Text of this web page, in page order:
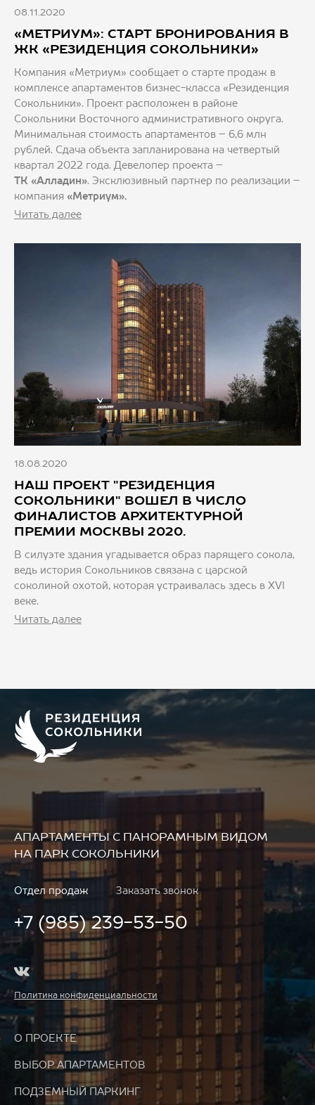
08.11.2020
«МЕТРИУМ»: СТАРТ БРОНИРОВАНИЯ В
ЖК «РЕЗИДЕНЦИЯ СОКОЛЬНИКИ»
Компания «Метриум» сообщает о старте продаж в
комплексе апартаментов бизнес-класса «Резиденция
Сокольники». Проект расположен в районе
Сокольники Восточного административного округа.
Минимальная стоимость апартаментов – 6,6 млн
рублей. Сдача объекта запланирована на четвертый
квартал 2022 года. Девелопер проекта –
ТК «Алладин». Эксклюзивный партнер по реализации –
компания «Метриум».
Читать далее
18.08.2020
НАШ ПРОЕКТ "РЕЗИДЕНЦИЯ
СОКОЛЬНИКИ" ВОШЕЛ В ЧИСЛО
ФИНАЛИСТОВ АРХИТЕКТУРНОЙ
ПРЕМИИ МОСКВЫ 2020.
В силуэте здания угадывается образ парящего сокола,
ведь история Сокольников связана с царской
соколиной охотой, которая устраивалась здесь в XVI
веке.
Читать далее
О ПРОЕКТЕ
ВЫБОР АПАРТАМЕНТОВ
ПОДЗЕМНЫЙ ПАРКИНГ
АПАРТАМЕНТЫ С ПАНОРАМНЫМ ВИДОМ
НА ПАРК СОКОЛЬНИКИ
Отдел продаж Заказать звонок
+7 (985) 239-53-50
Политика конфиденциальности